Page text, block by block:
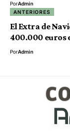
PorAdmin
ANTERIORES
El Extra de
400.000 euros
PorAdmin